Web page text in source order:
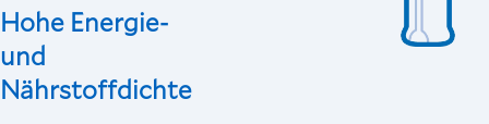
Hohe Energie-
und
Nährstoffdichte